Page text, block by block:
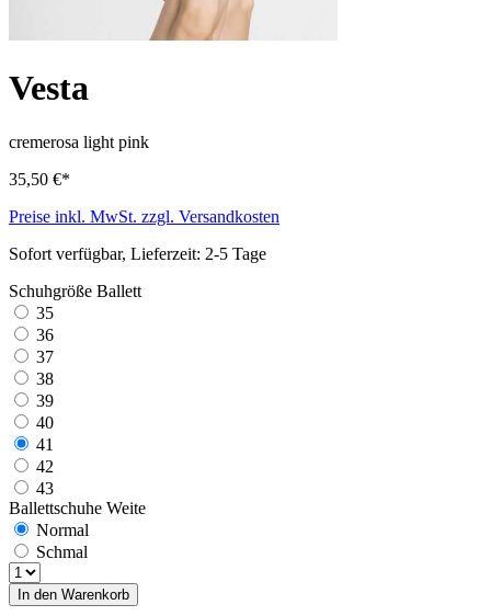
Vesta
cremerosa light pink
35,50 €*
Preise inkl. MwSt. zzgl. Versandkosten
Sofort verfügbar, Lieferzeit: 2-5 Tage
Schuhgröße Ballett
35
36
37
38
39
40
41
42
43
Ballettschuhe Weite
Normal
Schmal
In den Warenkorb